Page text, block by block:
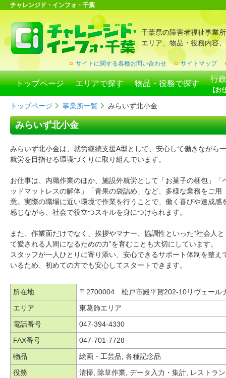
チャレンジド・インフォ・千葉
千葉県の障害者福祉事業
エリア、物品・役務内容
サイトに関する各種お問い合わせ サイトマップ
トップページ エリアで探す 物品・役務で探す
行
トップページ 事業所一覧 みらいず北小金
みらいず北小金
みらいず北小金は、就労継続支援A型として、安心して働きながら
就労を目指せる環境づくりに取り組んでいます。
お仕事は、内職作業のほか、施設外就労として「お菓子の梱包」「
ッドマットレスの解体」「青果の袋詰め」など、多様な業務をご用
意。実際の職場に近い環境で作業を行うことで、働く喜びや達成感
感じながら、社会で役立つスキルを身につけられます。
また、作業面だけでなく、挨拶やマナー、協調性といった“社会人と
て愛される人間になるための力”を育むことも大切にしています。
スタッフが一人ひとりに寄り添い、安心できるサポート体制を整え
いるため、初めての方でも安心してスタートできます。
所在地
〒2700004 松戸市殿平賀202-10リヴェール
エリア
東葛飾エリア
電話番号
047-394-4330
FAX番号
047-701-7728
物品
絵画・工芸品, 各種記念品
役務
清掃, 除草作業, データ入力・集計, レストラ